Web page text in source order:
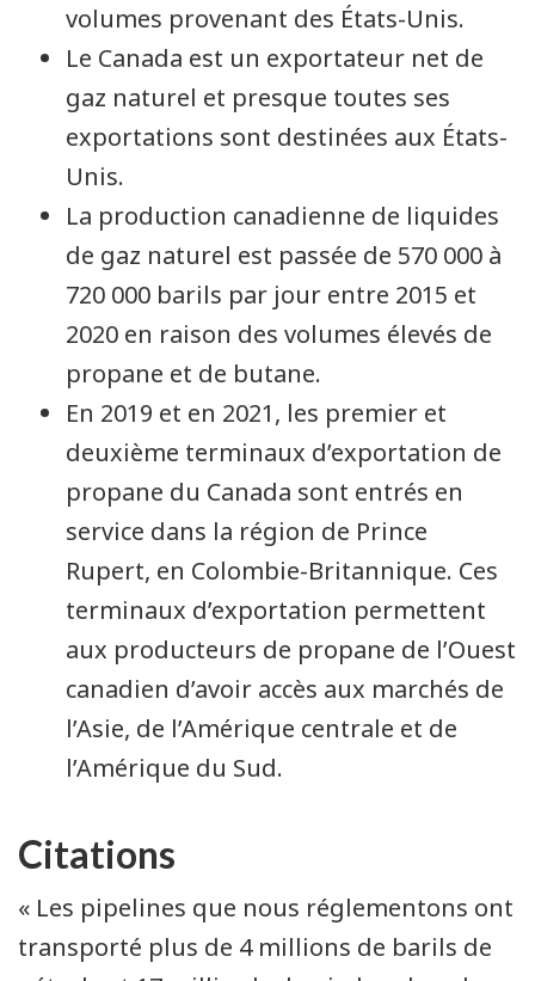
volumes provenant des États-Unis.
Le Canada est un exportateur net de
gaz naturel et presque toutes ses
exportations sont destinées aux États-
Unis.
La production canadienne de liquides
de gaz naturel est passée de 570 000 à
720 000 barils par jour entre 2015 et
2020 en raison des volumes élevés de
propane et de butane.
En 2019 et en 2021, les premier et
deuxième terminaux d’exportation de
propane du Canada sont entrés en
service dans la région de Prince
Rupert, en Colombie-Britannique. Ces
terminaux d’exportation permettent
aux producteurs de propane de l’Ouest
canadien d’avoir accès aux marchés de
l’Asie, de l’Amérique centrale et de
l’Amérique du Sud.
Citations
« Les pipelines que nous réglementons ont
transporté plus de 4 millions de barils de